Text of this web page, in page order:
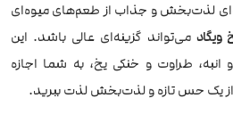
لذت‌بخش و جذاب از طعم‌های میوه‌ای
می‌تواند گزینه‌ای عالی باشد. این
طراوت و خنکی یخ، به شما اجازه
از یک حس تازه و لذت‌بخش لذت ببرید.